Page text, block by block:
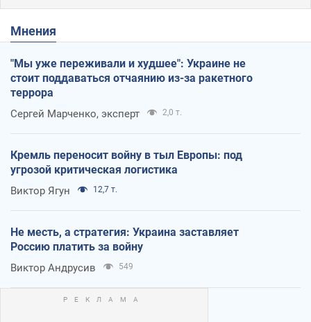
Мнения
"Мы уже переживали и худшее": Украине не
стоит поддаваться отчаянию из-за ракетного
террора
Сергей Марченко, эксперт 2,0 т.
Кремль переносит войну в тыл Европы: под
угрозой критическая логистика
Виктор Ягун 12,7 т.
Не месть, а стратегия: Украина заставляет
Россию платить за войну
Виктор Андрусив 549